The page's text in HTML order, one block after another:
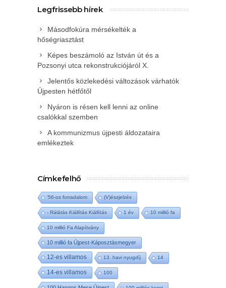
Legfrissebb hírek
Másodfokúra mérsékelték a
hőségriasztást
Képes beszámoló az István út és a
Pozsonyi utca rekonstrukciójáról X.
Jelentős közlekedési változások várhatók
Újpesten hétfőtől
Nyáron is résen kell lenni az online
csalókkal szemben
A kommunizmus újpesti áldozataira
emlékeztek
Címkefelhő
'56-os forradalom (V)észjelzés
- Rálátás Kiállítás Kiállítás 1 év 10 millió fa
10 millió Fa Alapítvány
10 millió fa Újpest-Káposztásmegyer
12-es villamos 13. havi nyugdíj 14
14-es villamos 100